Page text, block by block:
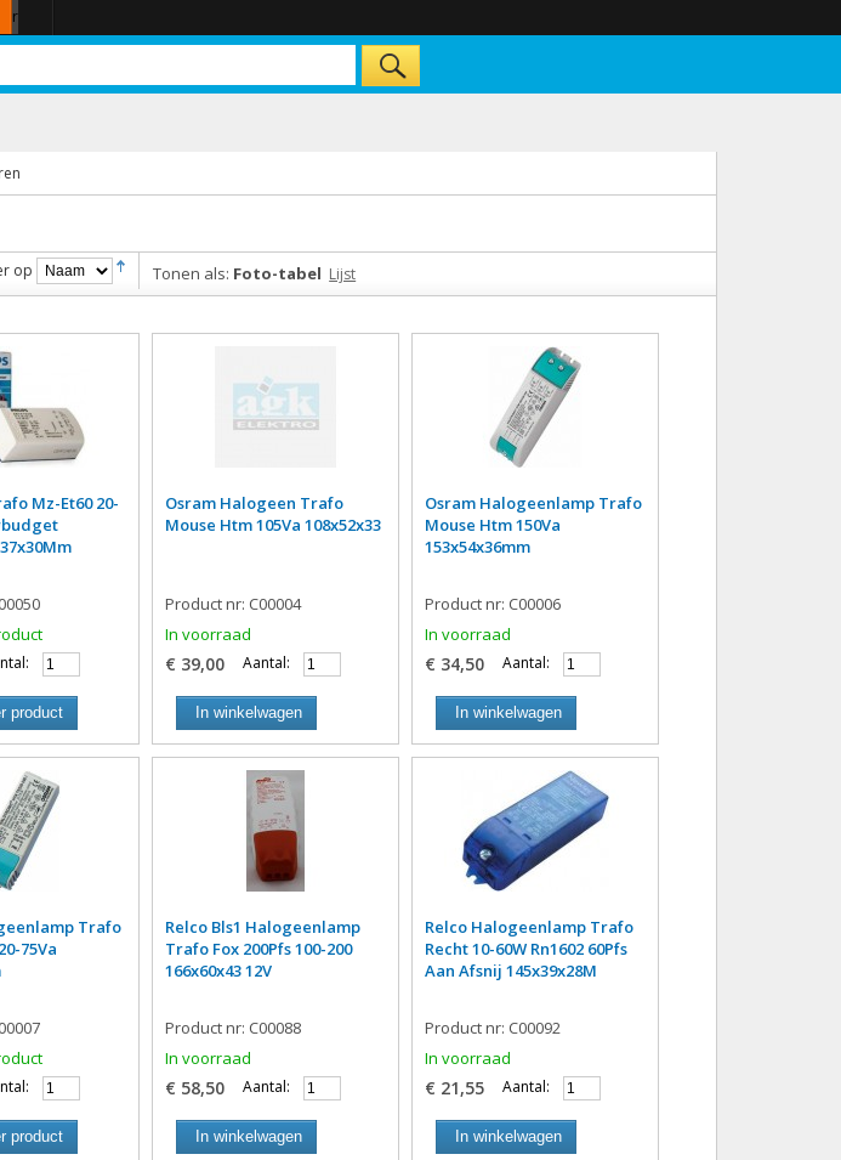
r
op Tonen als: Foto-tabel Lijst
Mz-Et60 20-
product
Osram Halogeen Trafo
Mouse Htm 105Va 108x52x33
Product nr: C00004
In voorraad
€ 39,00 Aantal:
In winkelwagen
Osram Halogeenlamp Trafo
Mouse Htm 150Va
153x54x36mm
Product nr: C00006
In voorraad
€ 34,50 Aantal:
In winkelwagen
Trafo
75Va
product
Relco Bls1 Halogeenlamp
Trafo Fox 200Pfs 100-200
166x60x43 12V
Product nr: C00088
In voorraad
€ 58,50 Aantal:
In winkelwagen
Relco Halogeenlamp Trafo
Recht 10-60W Rn1602 60Pfs
Aan Afsnij 145x39x28M
Product nr: C00092
In voorraad
€ 21,55 Aantal:
In winkelwagen